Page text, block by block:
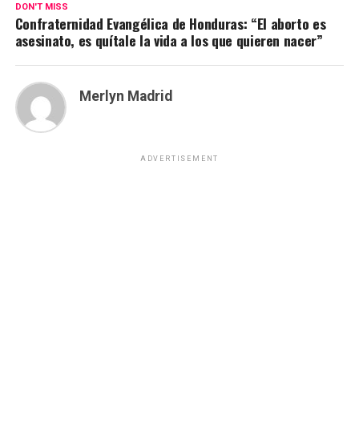
DON'T MISS
Confraternidad Evangélica de Honduras: “El aborto es
asesinato, es quítale la vida a los que quieren nacer”
Merlyn Madrid
ADVERTISEMENT